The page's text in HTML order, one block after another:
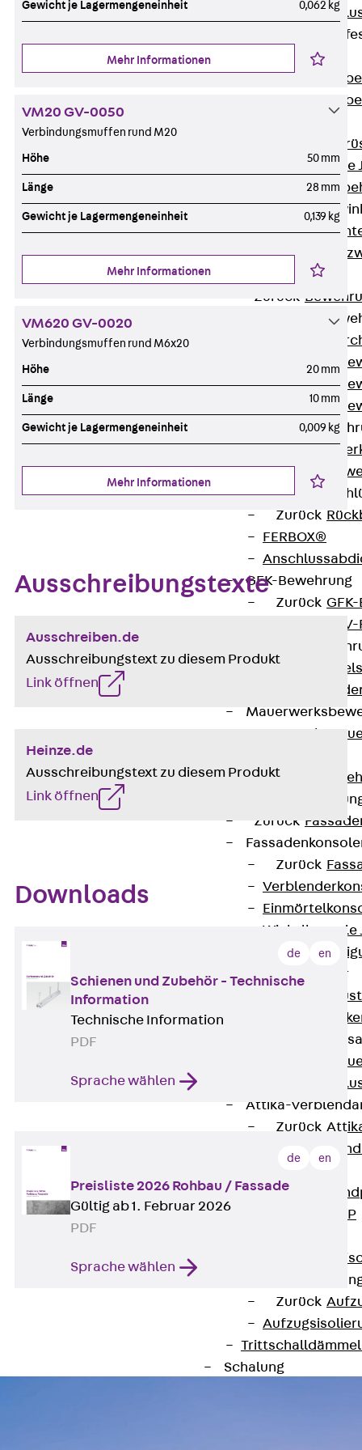
Zurück
Gerüstschuhe
Zurück
Zurück
Zurück
FERBOX®
GFK-Bewehrung
Zurück
FIBERNOX®
Zurück
Zurück
Zurück
Zurück
Winkelkonsole
Brüstungsanker
Attika-
Zurück
Zurück
Windpost JWP
Zurück
Schalung
Gewicht je Lagermengeneinheit 0,062 kg
Mehr Informationen
VM20 GV-0050
Verbindungsmuffen rund M20
Höhe 50 mm
Länge 28 mm
Gewicht je Lagermengeneinheit 0,139 kg
Mehr Informationen
VM620 GV-0020
Verbindungsmuffen rund M6x20
Höhe 20 mm
Länge 10 mm
Gewicht je Lagermengeneinheit 0,009 kg
Mehr Informationen
Ausschreibungstexte
Ausschreiben.de
Ausschreibungstext zu diesem Produkt
Link öffnen
Heinze.de
Ausschreibungstext zu diesem Produkt
Link öffnen
Downloads
de en
Schienen und Zubehör - Technische
Information
Technische Information
PDF
Sprache wählen
de en
Preisliste 2026 Rohbau / Fassade
Gültig ab 1. Februar 2026
PDF
Sprache wählen